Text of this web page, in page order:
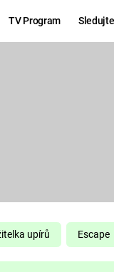
TV Program
upírů Escape